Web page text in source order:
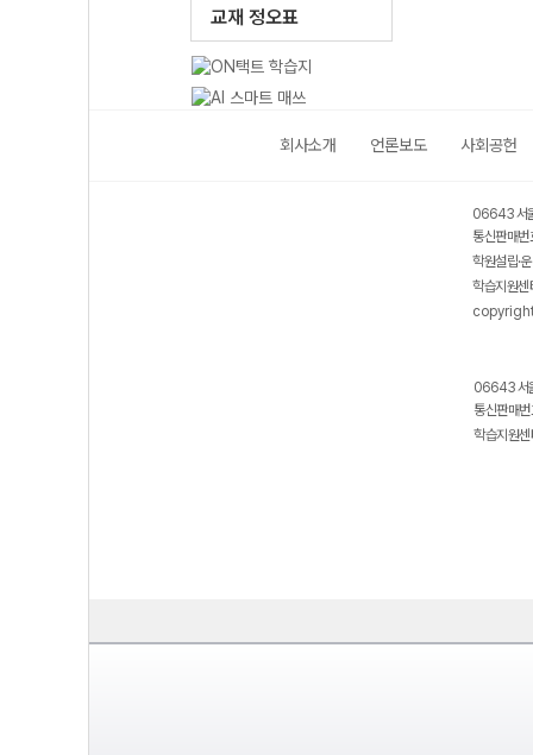
교재 정오표
회사소개 언론보도 사회공헌
06643 서
통신판매
학원설립·
학습지원
06643 서
통신판매
학습지원